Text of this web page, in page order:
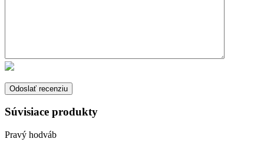
Súvisiace produkty
Pravý hodváb